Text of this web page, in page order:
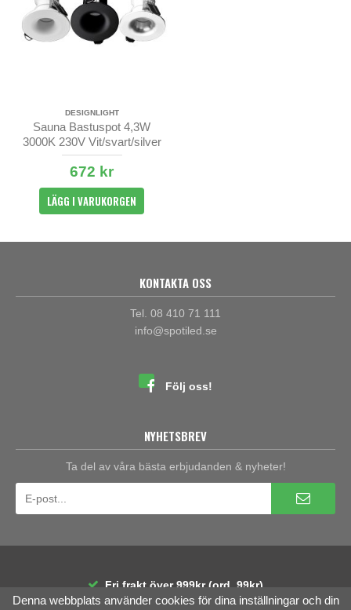
DESIGNLIGHT
Sauna Bastuspot 4,3W
3000K 230V Vit/svart/silver
672 kr
LÄGG I VARUKORGEN
KONTAKTA OSS
Tel. 08 410 71 111
info@spotiled.se
Följ oss!
NYHETSBREV
Ta del av våra bästa erbjudanden & nyheter!
Fri frakt över 999kr (ord. 99kr)
30 dagars öppet köp
Räntefri delbetalning
Denna webbplats använder cookies för dina inställningar och din